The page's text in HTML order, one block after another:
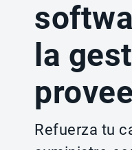
la
Refuerza tu